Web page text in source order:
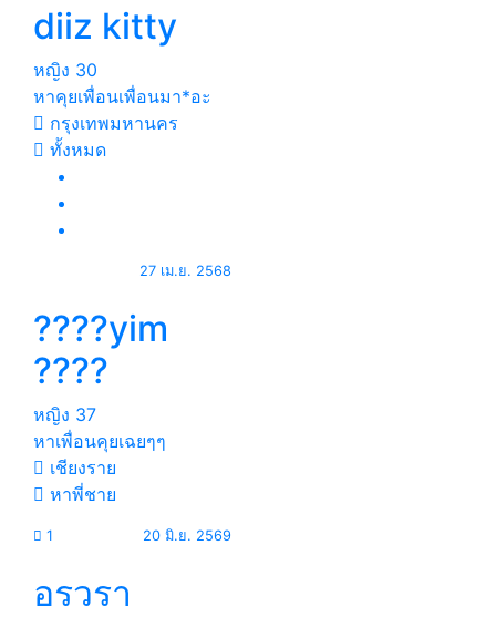
diiz kitty
หญิง 30
หาคุย​เพื่อน​เพื่อน​มา*อะ
กรุงเทพมหานคร
ทั้งหมด
27 เม.ย. 2568
????yim
????
หญิง 37
หาเพื่อนคุยเฉยๆๆ
เชียงราย
หาพี่ชาย
1 20 มิ.ย. 2569
อรวรา